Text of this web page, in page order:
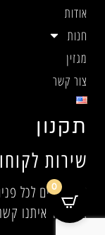
שירות
אנו זמינים לכל
אנא צור איתנו
אודות
חנות
מגזין
צור קשר
תקנון
0